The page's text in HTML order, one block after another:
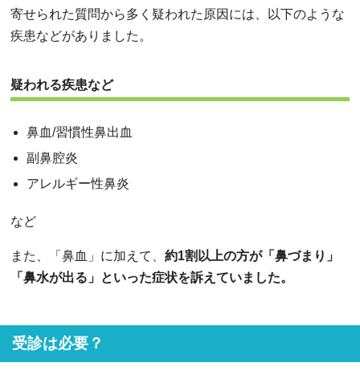
寄せられた質問から多く疑われた原因には、以下のような
疾患などがありました。
疑われる疾患など
鼻血/習慣性鼻出血
副鼻腔炎
アレルギー性鼻炎
など
また、「鼻血」に加えて、 約1割以上の方が「鼻づまり」
「鼻水が出る」といった症状を訴えていました。
受診は必要？